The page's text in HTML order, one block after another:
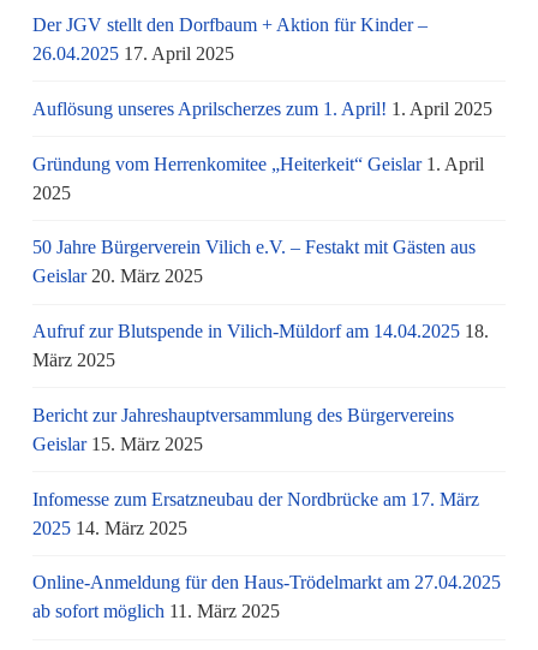
Der JGV stellt den Dorfbaum + Aktion für Kinder –
26.04.2025 17. April 2025
Auflösung unseres Aprilscherzes zum 1. April! 1. April 2025
Gründung vom Herrenkomitee „Heiterkeit“ Geislar 1. April
2025
50 Jahre Bürgerverein Vilich e.V. – Festakt mit Gästen aus
Geislar 20. März 2025
Aufruf zur Blutspende in Vilich-Müldorf am 14.04.2025 18.
März 2025
Bericht zur Jahreshauptversammlung des Bürgervereins
Geislar 15. März 2025
Infomesse zum Ersatzneubau der Nordbrücke am 17. März
2025 14. März 2025
Online-Anmeldung für den Haus-Trödelmarkt am 27.04.2025
ab sofort möglich 11. März 2025